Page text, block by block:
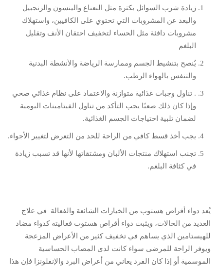
زيادة شرب السوائل بكثرة مثل النعناع والينسون والزنجبيل
والبعد عن المشروبات التي تحتوي على الكافيين، واستهلاك
مشروبات دافئة مثل الحساء لتخفيف احتقان الأنف وتقليل
البلغم
يُنصح بتنشيط الجسم وممارسة الرياضة والأنشطة البدنية
والتنفس بالهواء الرطب.
. تناول وجبات غذائية متوازنة والاعتماد على نظام غذائي صحي
وإذا كان ذلك صعبًا يجب التأكد من تناول الفيتامينات اليومية
لضمان تلبية احتياجات الجسم الغذائية.
يجب أخذ قسط كافي من الراحة للحد من التعرض لتغيير الأجواء.
تجنب استهلاك منتجات الألبان ومشتقاتها لأنها قد تسبب زيادة
في كثافة البلغم.
يُعد دواء أقراص هستوب من الخيارات الشائعة والفعالة في علاج
العديد من الحالات، ويثبت دواء أقراص هستوب فعاليته كدواء مضاد
للهيستامين الذي يساهم في تخفيف كثير من الأعراض المزعجة
ويوفر الراحة للمرضى سواء كانت لدى المصاب الحساسية
الموسمية أو إذا كان الفرد يعاني من أعراض البرد والإنفلونزا فإن هذا